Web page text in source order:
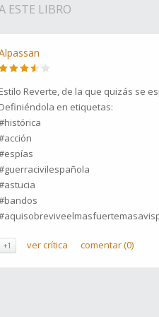
ESTE LIBRO
Estilo Reverte, de la que quizás se
Definiéndola en etiquetas:
+1 ver crítica comentar (0)